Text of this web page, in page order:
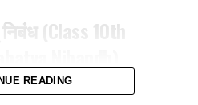
Tiger
(Class 10th
प्राचीनतमा सर्वोत्तमसाहित्यसंयुक्ता
READING